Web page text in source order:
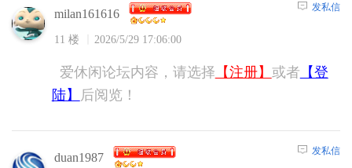
milan161616
11 楼 2026/5/29 17:06:00
发私信
爱休闲论坛内容，请选择 【注册】 或者 【登
陆】
后阅览！
duan1987 发私信